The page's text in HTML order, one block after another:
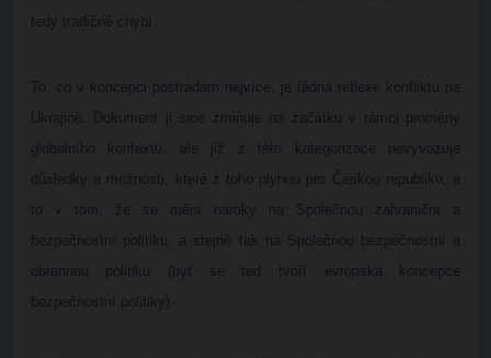
tedy tradičně chybí.
To, co v koncepci postrádám nejvíce, je řádná reflexe konfliktu na
Ukrajině. Dokument ji sice zmiňuje na začátku v rámci proměny
globálního kontextu, ale již z této kategorizace nevyvozuje
důsledky a možnosti, které z toho plynou pro Českou republiku, a
to v tom, že se mění nároky na Společnou zahraniční a
bezpečnostní politiku, a stejně tak na Společnou bezpečnostní a
obrannou politiku (byť se teď tvoří evropská koncepce
bezpečnostní politiky).